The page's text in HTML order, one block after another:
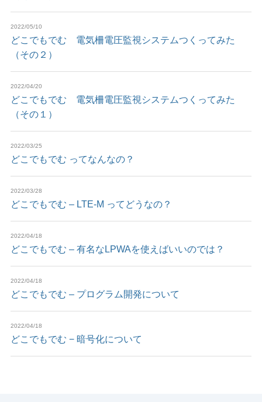
2022/05/10
どこでもでむ 電気柵電圧監視システムつくってみた
（その２）
2022/04/20
どこでもでむ 電気柵電圧監視システムつくってみた
（その１）
2022/03/25
どこでもでむ ってなんなの？
2022/03/28
どこでもでむ – LTE-M ってどうなの？
2022/04/18
どこでもでむ – 有名なLPWAを使えばいいのでは？
2022/04/18
どこでもでむ – プログラム開発について
2022/04/18
どこでもでむ − 暗号化について